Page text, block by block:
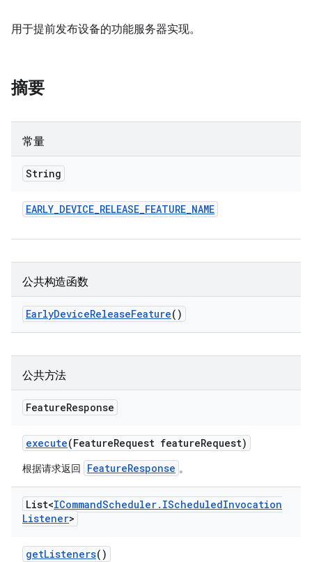
用于提前发布设备的功能服务器实现。
摘要
常量
String
EARLY_DEVICE_RELEASE_FEATURE_NAME
公共构造函数
EarlyDeviceReleaseFeature()
公共方法
FeatureResponse
execute(FeatureRequest featureRequest)
根据请求返回 FeatureResponse 。
List<ICommandScheduler. IScheduledInvocation
Listener>
getListeners()